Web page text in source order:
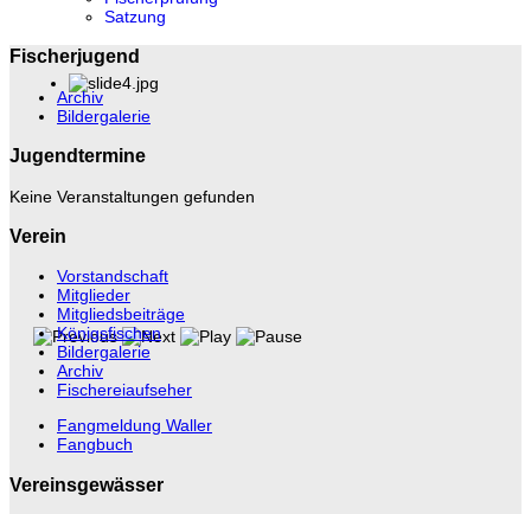
Satzung
Fischerjugend
Archiv
Bildergalerie
Jugendtermine
Keine Veranstaltungen gefunden
Verein
Vorstandschaft
Mitglieder
Mitgliedsbeiträge
Königsfischen
Bildergalerie
Archiv
Fischereiaufseher
Fangmeldung Waller
Fangbuch
Vereinsgewässer